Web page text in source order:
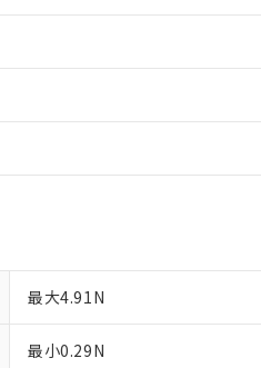
最大4.91N
最小0.29N
の在庫切替を完了していること